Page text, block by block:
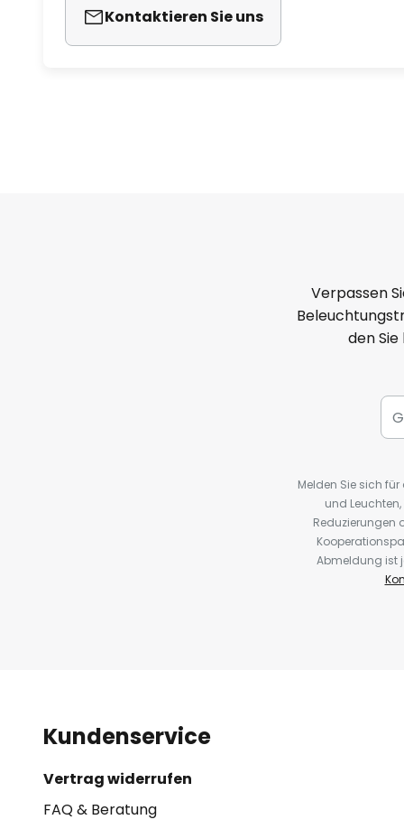
Kontaktieren Sie uns
Verpassen
den
Melden Sie sich
und
Reduzierungen
Abmeldung ist
Kundenservice
Vertrag widerrufen
FAQ & Beratung